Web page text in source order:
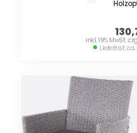
inkl. 19% MwSt.
Lieferfrist: